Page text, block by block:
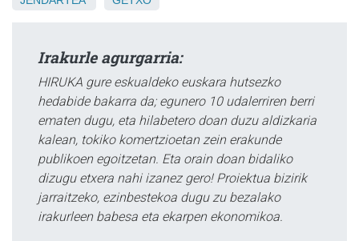
Irakurle agurgarria:
HIRUKA gure eskualdeko euskara hutsezko
hedabide bakarra da; egunero 10 udalerriren berri
ematen dugu, eta hilabetero doan duzu aldizkaria
kalean, tokiko komertzioetan zein erakunde
publikoen egoitzetan. Eta orain doan bidaliko
dizugu etxera nahi izanez gero! Proiektua bizirik
jarraitzeko, ezinbestekoa dugu zu bezalako
irakurleen babesa eta ekarpen ekonomikoa.